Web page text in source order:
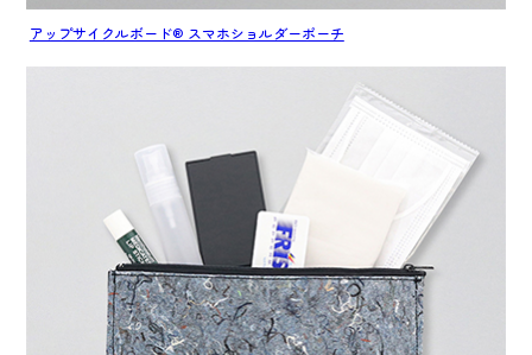
アップサイクルボード® スマホショルダーポーチ